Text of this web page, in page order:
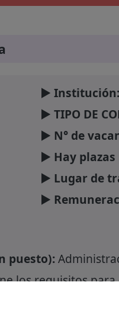
► Institución:
► TIPO DE
► N° de
► Hay plazas
► Lugar de
►
puesto):
los requisitos